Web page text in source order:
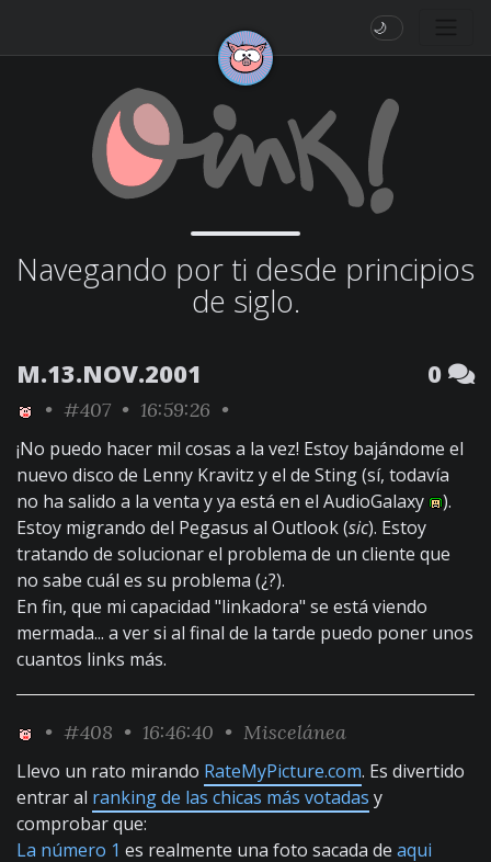
🌙
Navegando por ti desde principios
de siglo.
M.13.NOV.2001 0
• #407 • 16:59:26 •
¡No puedo hacer mil cosas a la vez! Estoy bajándome el
nuevo disco de Lenny Kravitz y el de Sting (sí, todavía
no ha salido a la venta y ya está en el AudioGalaxy
).
Estoy migrando del Pegasus al Outlook (sic). Estoy
tratando de solucionar el problema de un cliente que
no sabe cuál es su problema (¿?).
En fin, que mi capacidad "linkadora" se está viendo
mermada... a ver si al final de la tarde puedo poner unos
cuantos links más.
• #408 • 16:46:40 • Miscelánea
Llevo un rato mirando RateMyPicture.com. Es divertido
entrar al ranking de las chicas más votadas y
comprobar que:
La número 1 es realmente una foto sacada de aqui